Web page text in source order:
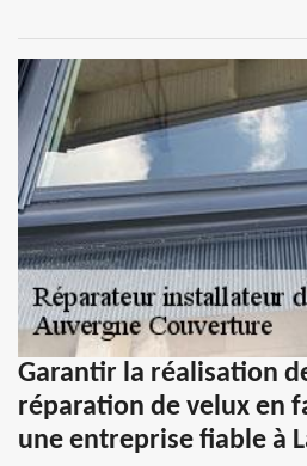
Garantir la réalisation
réparation de velux en
une entreprise fiable à